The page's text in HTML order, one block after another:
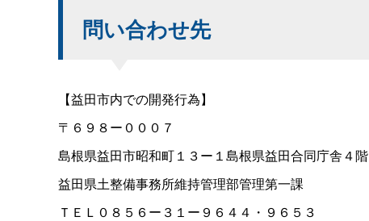
問い合わせ先
【益田市内での開発行為】
〒６９８ー０００７
島根県益田市昭和町１３ー１島根県益田合同庁舎４階
益田県土整備事務所維持管理部管理第一課
ＴＥＬ０８５６ー３１ー９６４４・９６５３